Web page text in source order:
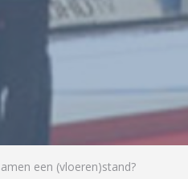
een (vloeren)stand?